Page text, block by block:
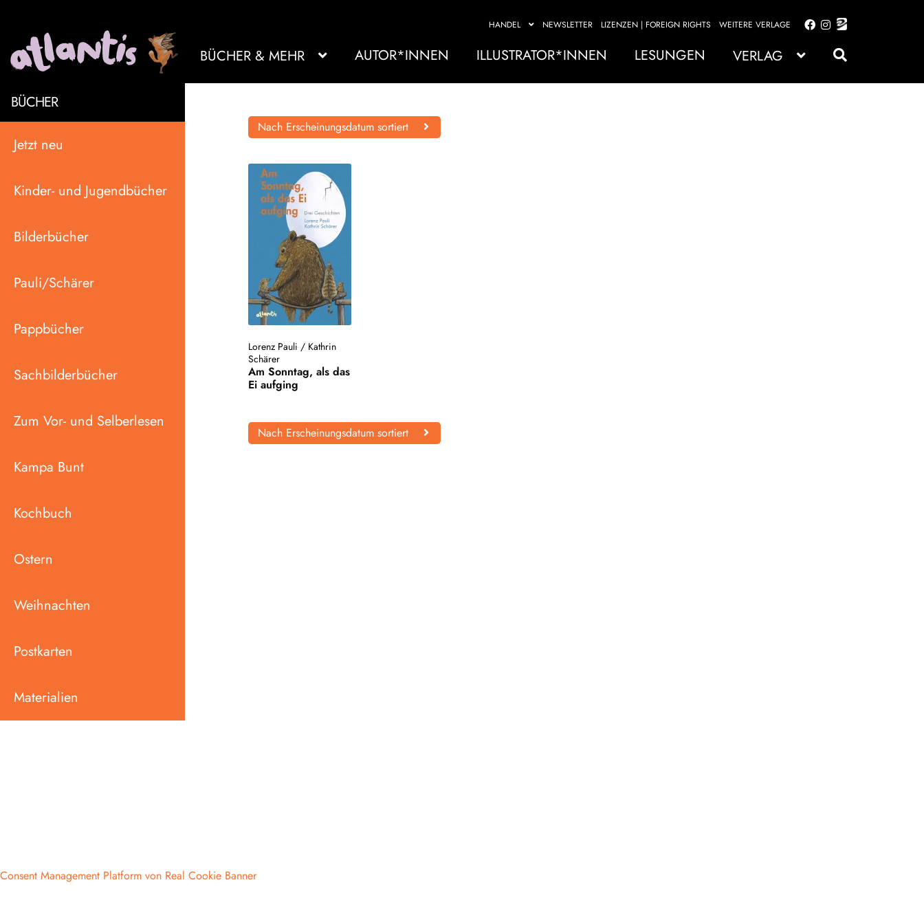
HANDEL NEWSLETTER LIZENZEN | FOREIGN RIGHTS WEITERE VERLAGE
Zur
springen
Zum
springen
BÜCHER & MEHR AUTOR*INNEN ILLUSTRATOR*INNEN LESUNGEN VERLAG
BÜCHER
Jetzt neu
Kinder- und Jugendbücher
Bilderbücher
Pauli/Schärer
Pappbücher
Sachbilderbücher
Zum Vor- und Selberlesen
Kampa Bunt
Kochbuch
Ostern
Weihnachten
Postkarten
Materialien
Nach Erscheinungsdatum sortiert
Lorenz Pauli / Kathrin
Schärer
Am Sonntag, als das
Ei aufging
Nach Erscheinungsdatum sortiert
Consent Management Platform von Real Cookie Banner